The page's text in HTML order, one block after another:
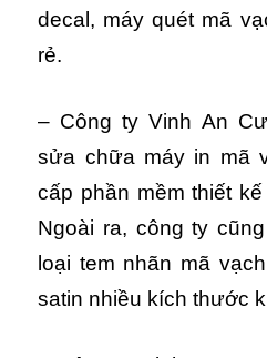
decal, máy quét mã
rẻ.
– Công ty Vinh An
sửa chữa máy in mã
cấp phần mềm thiết
Ngoài ra, công ty
loại tem nhãn mã
satin nhiều kích thước